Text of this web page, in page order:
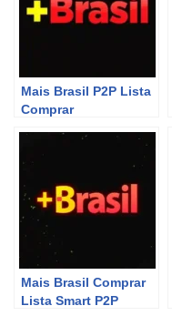
Mais Brasil P2P Lista
Comprar
Mais Brasil Comprar
Lista Smart P2P